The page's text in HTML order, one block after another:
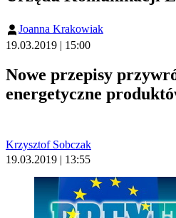
Joanna Krakowiak
19.03.2019 | 15:00
Nowe przepisy
energetyczne
Krzysztof Sobczak
19.03.2019 | 13:55